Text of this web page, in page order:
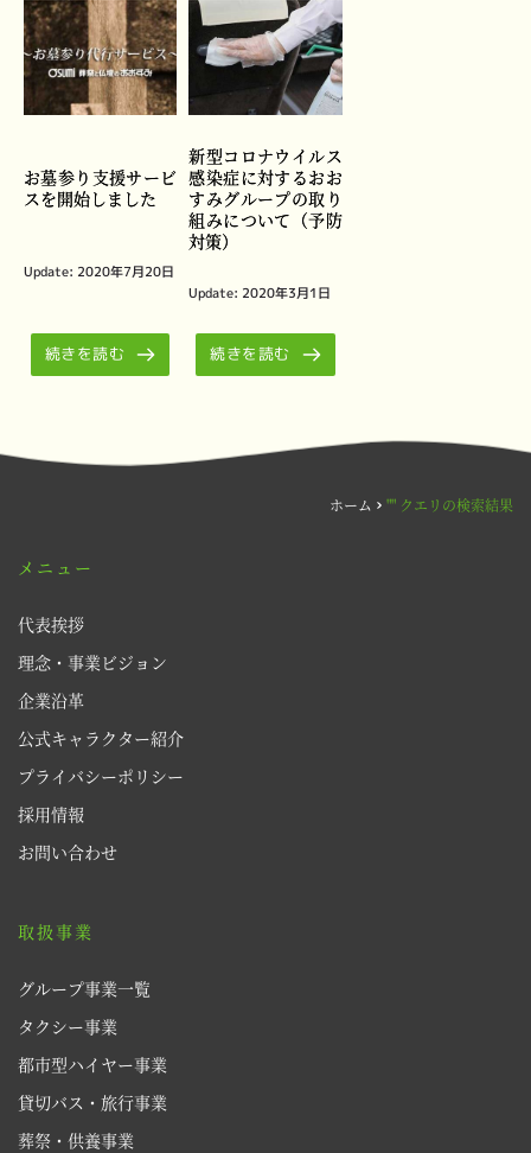
お墓参り支援サービ
スを開始しました
Update: 2020年7月20日
続きを読む
新型コロナウイルス
感染症に対するおお
すみグループの取り
組みについて（予防
対策）
Update: 2020年3月1日
続きを読む
ホーム "" クエリの検索結果
メニュー
代表挨拶
理念・事業ビジョン
企業沿革
公式キャラクター紹介
プライバシーポリシー
採用情報
お問い合わせ
取扱事業
グループ事業一覧
タクシー事業
都市型ハイヤー事業
貸切バス・旅行事業
葬祭・供養事業